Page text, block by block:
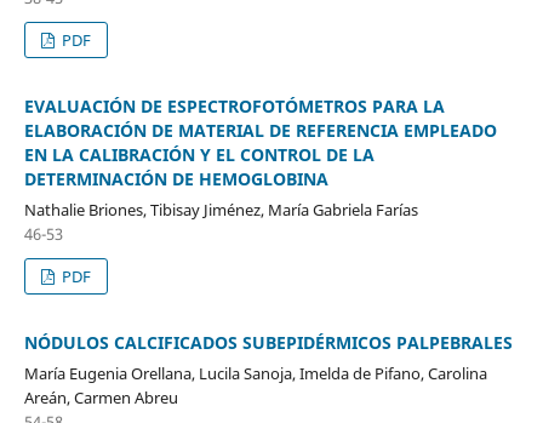
PDF
EVALUACIÓN DE ESPECTROFOTÓMETROS PARA LA
ELABORACIÓN DE MATERIAL DE REFERENCIA EMPLEADO
EN LA CALIBRACIÓN Y EL CONTROL DE LA
DETERMINACIÓN DE HEMOGLOBINA
Nathalie Briones, Tibisay Jiménez, María Gabriela Farías
46-53
PDF
NÓDULOS CALCIFICADOS SUBEPIDÉRMICOS PALPEBRALES
María Eugenia Orellana, Lucila Sanoja, Imelda de Pifano, Carolina
Areán, Carmen Abreu